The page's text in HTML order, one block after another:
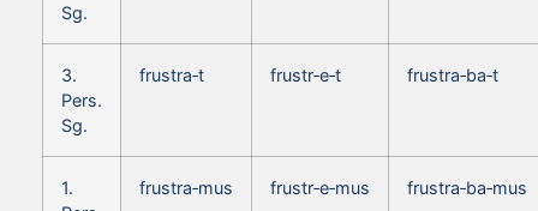
Sg.
3.
Pers.
Sg.
frustra‑t frustr‑e‑t frustra‑ba‑t
1.
frustra‑mus frustr‑e‑mus frustra‑ba‑mus